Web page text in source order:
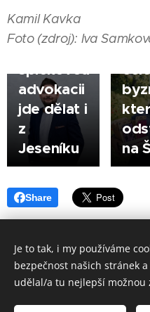
Kamil Kavka
Foto (zdroj): Iva
JESENÍK |
Filip
Novotný:
špičkovou
advokacii
jde dělat i
z
Jeseníku
na
Share
Made in positivCZ ©
Provozuje: Kamil Kavka,
Je to tak, i my používáme
bezpečnost našich stránek
udělal/a tu nejlepší možnou